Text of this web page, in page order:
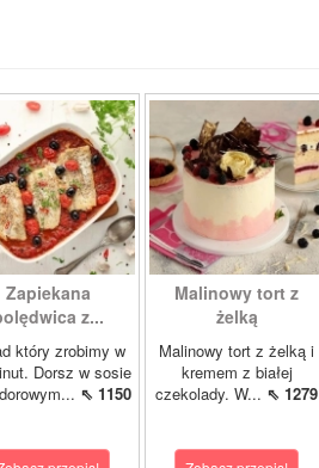
Zapiekana
z...
który zrobimy w
Dorsz w sosie
⇖ 1150
Malinowy tort z
żelką
Malinowy tort z żelką i
kremem z białej
czekolady. W... ⇖ 1279